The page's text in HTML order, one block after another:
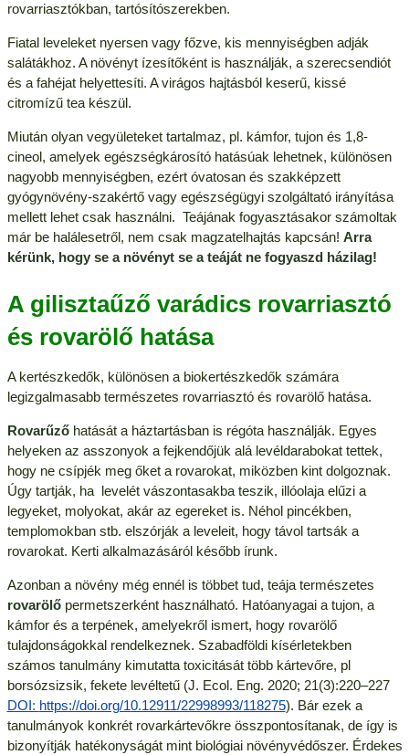
rovarriasztókban, tartósítószerekben.
Fiatal leveleket nyersen vagy főzve, kis mennyiségben adják
salátákhoz. A növényt ízesítőként is használják, a szerecsendiót
és a fahéjat helyettesíti. A virágos hajtásból keserű, kissé
citromízű tea készül.
Miután olyan vegyületeket tartalmaz, pl. kámfor, tujon és 1,8-
cineol, amelyek egészségkárosító hatásúak lehetnek, különösen
nagyobb mennyiségben, ezért óvatosan és szakképzett
gyógynövény-szakértő vagy egészségügyi szolgáltató irányítása
mellett lehet csak használni. Teájának fogyasztásakor számoltak
már be halálesetről, nem csak magzatelhajtás kapcsán! Arra
kérünk, hogy se a növényt se a teáját ne fogyaszd házilag!
A gilisztaűző varádics rovarriasztó
és rovarölő hatása
A kertészkedők, különösen a biokertészkedők számára
legizgalmasabb természetes rovarriasztó és rovarölő hatása.
Rovarűzőhatását a háztartásban is régóta használják. Egyes
helyeken az asszonyok a fejkendőjük alá levéldarabokat tettek,
hogy ne csípjék meg őket a rovarokat, miközben kint dolgoznak.
Úgy tartják, ha levelét vászontasakba teszik, illóolaja elűzi a
legyeket, molyokat, akár az egereket is. Néhol pincékben,
templomokban stb. elszórják a leveleit, hogy távol tartsák a
rovarokat. Kerti alkalmazásáról később írunk.
Azonban a növény még ennél is többet tud, teája természetes
rovarölőpermetszerként használható. Hatóanyagai a tujon, a
kámfor és a terpének, amelyekről ismert, hogy rovarölő
tulajdonságokkal rendelkeznek. Szabadföldi kísérletekben
számos tanulmány kimutatta toxicitását több kártevőre, pl
borsózsizsik, fekete levéltetű (J. Ecol. Eng. 2020; 21(3):220–227
DOI: https://doi.org/10.12911/22998993/118275). Bár ezek a
tanulmányok konkrét rovarkártevőkre összpontosítanak, de így is
bizonyítják hatékonyságát mint biológiai növényvédőszer. Érdekes